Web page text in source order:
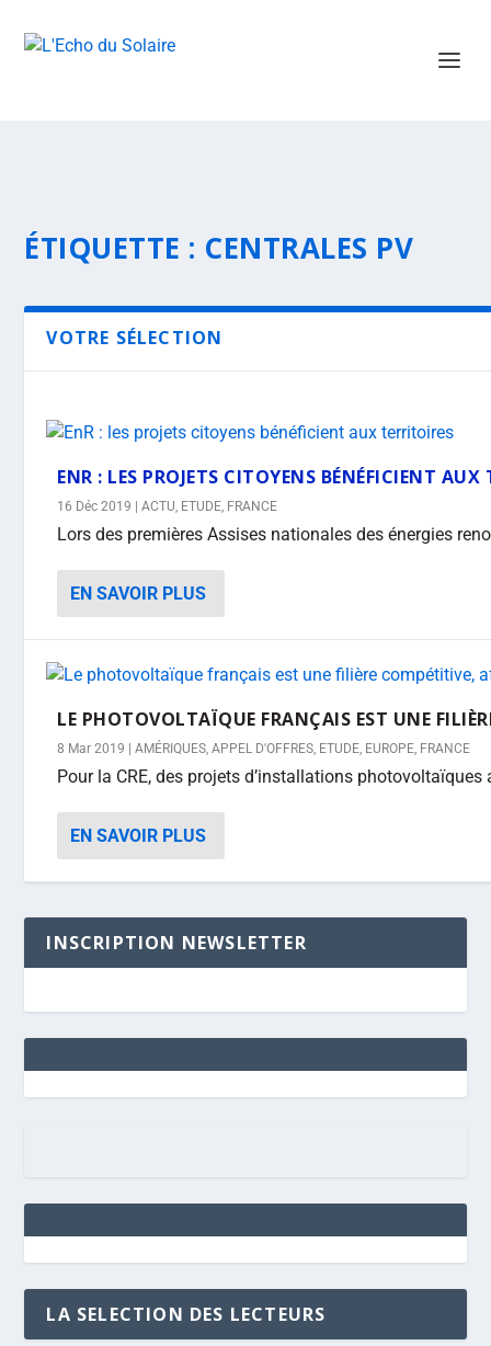
ÉTIQUETTE : CENTRALES PV
VOTRE SÉLECTION
ENR : LES PROJETS CITOYENS BÉNÉFICIENT AUX
16 Déc 2019 |ACTU, ETUDE, FRANCE
Lors des premières Assises nationales des énergies
EN SAVOIR PLUS
LE PHOTOVOLTAÏQUE FRANÇAIS EST UNE
8 Mar 2019 |AMÉRIQUES,APPEL D'OFFRES, ETUDE, EUROPE, FRANCE
Pour la CRE, des projets d’installations
EN SAVOIR PLUS
INSCRIPTION NEWSLETTER
LA SELECTION DES LECTEURS